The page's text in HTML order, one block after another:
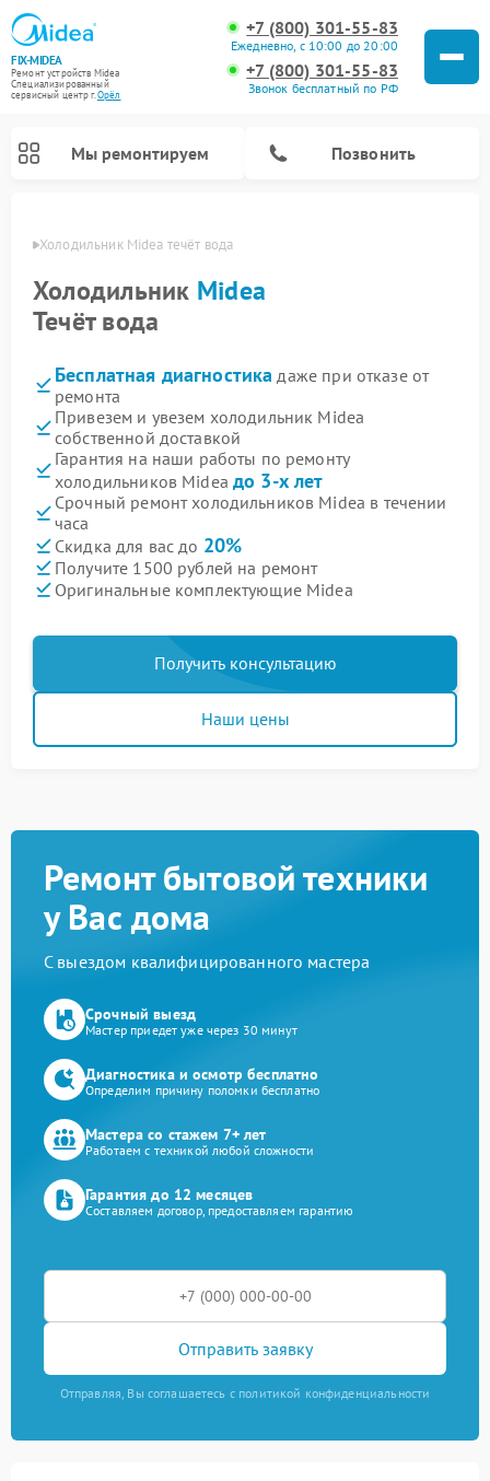
FIX-MIDEA
Ремонт устройств Midea
Специализированный
cервисный центр г.Орёл
+7 (800) 301-55-83
Ежедневно, с 10:00 до 20:00
+7 (800) 301-55-83
Звонок бесплатный по РФ
Мы ремонтируем Позвонить
Холодильник Midea течёт вода
Холодильник Midea
Течёт вода
Бесплатная диагностика даже при отказе от
ремонта
Привезем и увезем холодильник Midea
собственной доставкой
Гарантия на наши работы по ремонту
холодильников Mideaдо 3-х лет
Срочный ремонт холодильников Midea в течении
часа
Скидка для вас до 20%
Получите 1500 рублей на ремонт
Оригинальные комплектующие Midea
Получить консультацию
Наши цены
Ремонт бытовой техники
у Вас дома
С выездом квалифицированного мастера
Срочный выезд
Мастер приедет уже через 30 минут
Диагностика и осмотр бесплатно
Определим причину поломки бесплатно
Мастера со стажем 7+ лет
Работаем с техникой любой сложности
Гарантия до 12 месяцев
Составляем договор, предоставляем гарантию
Отправить заявку
Отправляя, Вы соглашаетесь с политикой конфиденциальности